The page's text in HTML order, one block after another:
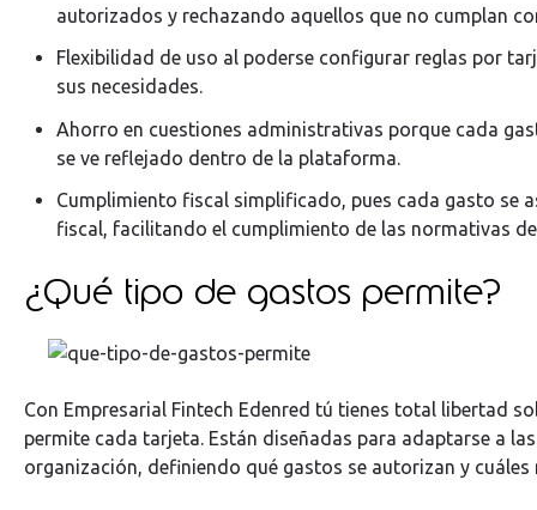
autorizados y rechazando aquellos que no cumplan
Flexibilidad de uso al poderse configurar reglas por
sus necesidades.
Ahorro en cuestiones administrativas porque cada
se ve reflejado dentro de la plataforma.
Cumplimiento fiscal simplificado, pues cada gasto se
fiscal, facilitando el cumplimiento de las normativas
¿Qué tipo de gastos permite?
Con Empresarial Fintech Edenred tú tienes total libertad
permite cada tarjeta. Están diseñadas para adaptarse a
organización, definiendo qué gastos se autorizan y cuáles